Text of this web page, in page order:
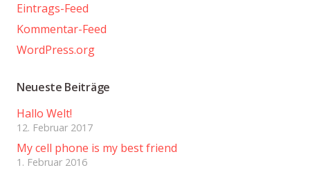
Eintrags-Feed
Kommentar-Feed
WordPress.org
Neueste Beiträge
Hallo Welt!
12. Februar 2017
My cell phone is my best friend
1. Februar 2016